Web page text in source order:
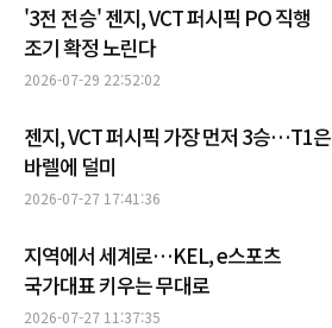
'3전 전승' 젠지, VCT 퍼시픽 PO 직행
조기 확정 노린다
2026-07-29 22:52:02
젠지, VCT 퍼시픽 가장 먼저 3승…T1은
바렐에 덜미
2026-07-27 17:41:36
지역에서 세계로…KEL, e스포츠
국가대표 키우는 무대로
2026-07-27 11:37:35